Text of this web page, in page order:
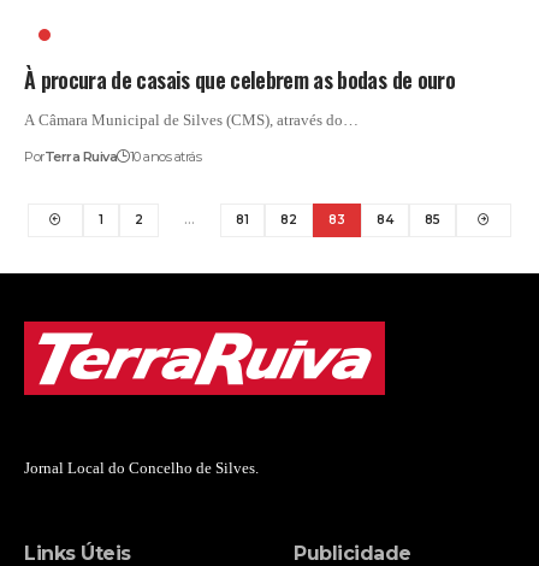
À procura de casais que celebrem as bodas de ouro
A Câmara Municipal de Silves (CMS), através do…
PorTerra Ruiva 10 anos atrás
1 2 … 81 82 83 84 85
Jornal Local do Concelho de Silves.
Links Úteis Publicidade